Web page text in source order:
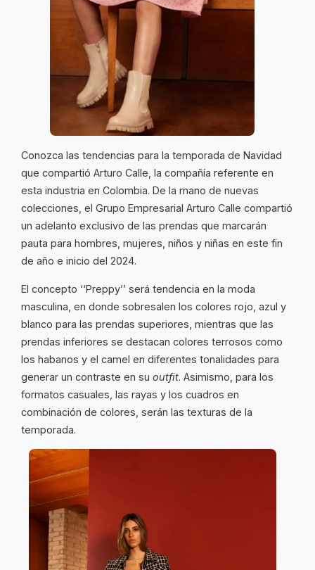
Conozca las tendencias para la temporada de Navidad
que compartió Arturo Calle, la compañía referente en
esta industria en Colombia. De la mano de nuevas
colecciones, el Grupo Empresarial Arturo Calle compartió
un adelanto exclusivo de las prendas que marcarán
pauta para hombres, mujeres, niños y niñas en este fin
de año e inicio del 2024.
El concepto ‘‘Preppy’’ será tendencia en la moda
masculina, en donde sobresalen los colores rojo, azul y
blanco para las prendas superiores, mientras que las
prendas inferiores se destacan colores terrosos como
los habanos y el camel en diferentes tonalidades para
generar un contraste en su outfit. Asimismo, para los
formatos casuales, las rayas y los cuadros en
combinación de colores, serán las texturas de la
temporada.